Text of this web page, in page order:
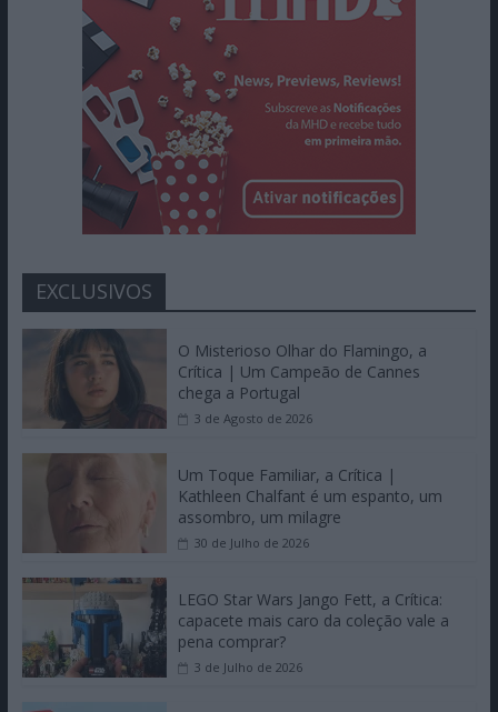
EXCLUSIVOS
O Misterioso Olhar do Flamingo, a
Crítica | Um Campeão de Cannes
chega a Portugal
3 de Agosto de 2026
Um Toque Familiar, a Crítica |
Kathleen Chalfant é um espanto, um
assombro, um milagre
30 de Julho de 2026
LEGO Star Wars Jango Fett, a Crítica:
capacete mais caro da coleção vale a
pena comprar?
3 de Julho de 2026